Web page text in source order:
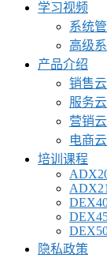
学习视频
系统
高级
产品介绍
销售云
服务云
营销云
电商云
培训课程
隐私政策